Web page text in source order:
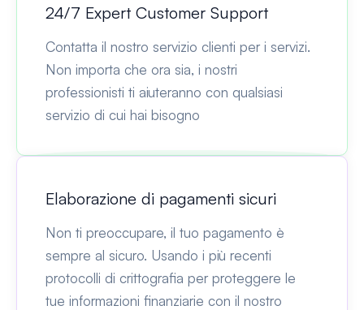
24/7 Expert Customer Support
Contatta il nostro servizio clienti per i servizi.
Non importa che ora sia, i nostri
professionisti ti aiuteranno con qualsiasi
servizio di cui hai bisogno
Elaborazione di pagamenti sicuri
Non ti preoccupare, il tuo pagamento è
sempre al sicuro. Usando i più recenti
protocolli di crittografia per proteggere le
tue informazioni finanziarie con il nostro